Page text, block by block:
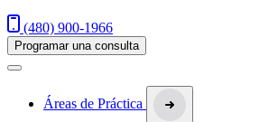
(480) 900-1966
Programar una consulta
Áreas de Práctica